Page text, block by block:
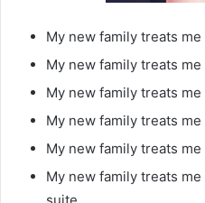
My new family treats me
My new family treats me
My new family treats me
My new family treats me
My new family treats me
My new family treats